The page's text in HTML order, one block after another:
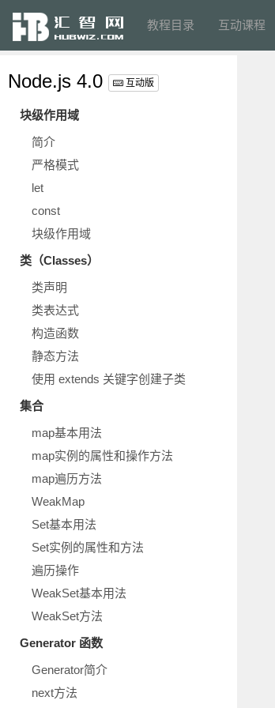
教程目录 互动课程
Node.js 4.0 互动版
块级作用域
简介
严格模式
let
const
块级作用域
类（Classes）
类声明
类表达式
构造函数
静态方法
使用 extends 关键字创建子类
集合
map基本用法
map实例的属性和操作方法
map遍历方法
WeakMap
Set基本用法
Set实例的属性和方法
遍历操作
WeakSet基本用法
WeakSet方法
Generator 函数
Generator简介
next方法